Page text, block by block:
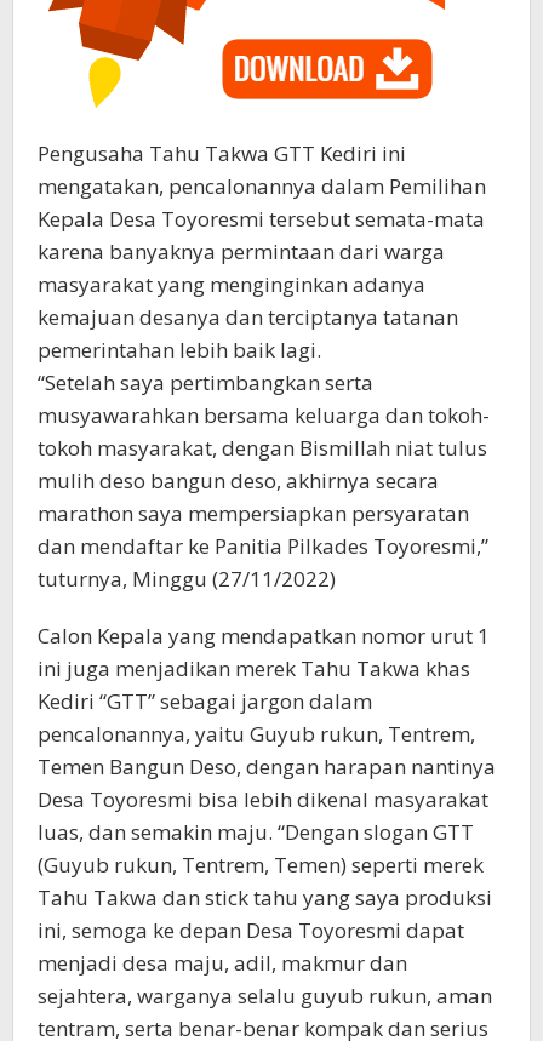
Pengusaha Tahu Takwa GTT Kediri ini
mengatakan, pencalonannya dalam Pemilihan
Kepala Desa Toyoresmi tersebut semata-mata
karena banyaknya permintaan dari warga
masyarakat yang menginginkan adanya
kemajuan desanya dan terciptanya tatanan
pemerintahan lebih baik lagi.
“Setelah saya pertimbangkan serta
musyawarahkan bersama keluarga dan tokoh-
tokoh masyarakat, dengan Bismillah niat tulus
mulih deso bangun deso, akhirnya secara
marathon saya mempersiapkan persyaratan
dan mendaftar ke Panitia Pilkades Toyoresmi,”
tuturnya, Minggu (27/11/2022)
Calon Kepala yang mendapatkan nomor urut 1
ini juga menjadikan merek Tahu Takwa khas
Kediri “GTT” sebagai jargon dalam
pencalonannya, yaitu Guyub rukun, Tentrem,
Temen Bangun Deso, dengan harapan nantinya
Desa Toyoresmi bisa lebih dikenal masyarakat
luas, dan semakin maju. “Dengan slogan GTT
(Guyub rukun, Tentrem, Temen) seperti merek
Tahu Takwa dan stick tahu yang saya produksi
ini, semoga ke depan Desa Toyoresmi dapat
menjadi desa maju, adil, makmur dan
sejahtera, warganya selalu guyub rukun, aman
tentram, serta benar-benar kompak dan serius